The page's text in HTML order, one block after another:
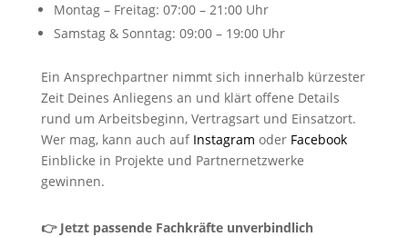
Montag – Freitag: 07:00 – 21:00 Uhr
Samstag & Sonntag: 09:00 – 19:00 Uhr
Ein Ansprechpartner nimmt sich innerhalb kürzester
Zeit Deines Anliegens an und klärt offene Details
rund um Arbeitsbeginn, Vertragsart und Einsatzort.
Wer mag, kann auch auf Instagram oder Facebook
Einblicke in Projekte und Partnernetzwerke
gewinnen.
👉 Jetzt passende Fachkräfte unverbindlich